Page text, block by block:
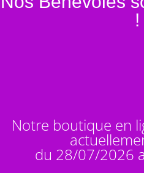
!
Notre boutique en
du 28/07/2026